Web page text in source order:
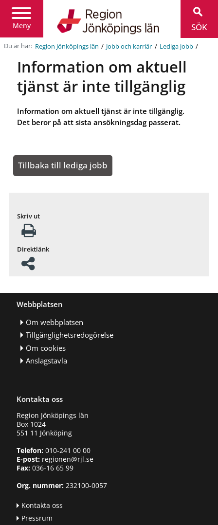
Meny
Jönköpings
län
SÖK
Du är här: Region Jönköpings län / Jobb och karriär / Lediga jobb /
Information om aktuell
tjänst är inte tillgänglig
Information om aktuell tjänst är inte tillgänglig.
Det beror på att sista ansökningsdag passerat.
Tillbaka till lediga jobb
Skriv ut
Direktlänk
Webbplatsen
Om webbplatsen
Tillgänglighetsredogörelse
Om cookies
Anslagstavla
Kontakta oss
Region Jönköpings län
Box 1024
551 11 Jönköping
Telefon:010-241 00 00
E-post:regionen@rjl.se
Fax: 036-16 65 99
Org. nummer:232100-0057
Kontakta oss
Pressrum